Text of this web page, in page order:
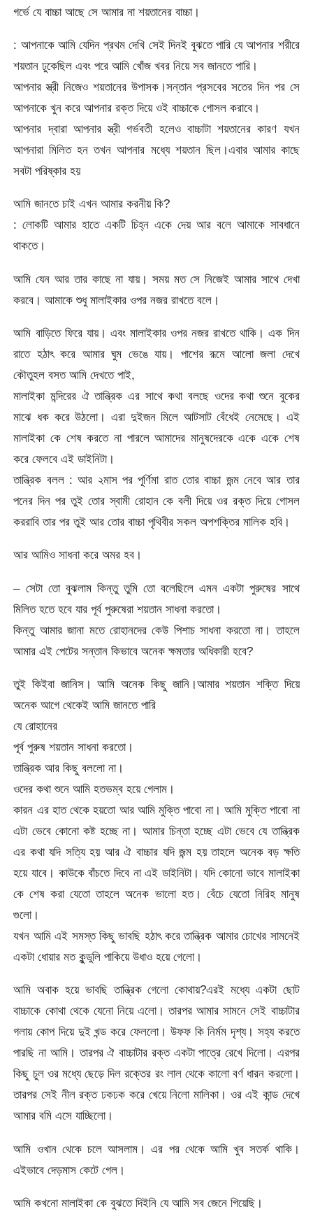
গর্ভে যে বাচ্চা আছে সে আমার না শয়তানের বাচ্চা।
: আপনাকে আমি যেদিন প্রথম দেখি সেই দিনই বুঝতে পারি যে আপনার শরীরে
শয়তান ঢুকেছিল এবং পরে আমি খোঁজ খবর নিয়ে সব জানতে পারি।
আপনার স্ত্রী নিজেও শয়তানের উপাসক।সন্তান প্রসবের সতের দিন পর সে
আপনাকে খুন করে আপনার রক্ত দিয়ে ওই বাচ্চাকে গোসল করাবে।
আপনার দ্বারা আপনার স্ত্রী গর্ভবতী হলেও বাচ্চাটা শয়তানের কারণ যখন
আপনারা মিলিত হন তখন আপনার মধ্যে শয়তান ছিল।এবার আমার কাছে
সবটা পরিষ্কার হয়
আমি জানতে চাই এখন আমার করনীয় কি?
: লোকটি আমার হাতে একটি চিহ্ন একে দেয় আর বলে আমাকে সাবধানে
থাকতে।
আমি যেন আর তার কাছে না যায়। সময় মত সে নিজেই আমার সাথে দেখা
করবে। আমাকে শুধু মালাইকার ওপর নজর রাখতে বলে।
আমি বাড়িতে ফিরে যায়। এবং মালাইকার ওপর নজর রাখতে থাকি। এক দিন
রাতে হঠাৎ করে আমার ঘুম ভেঙে যায়। পাশের রূমে আলো জলা দেখে
কৌতুহল বসত আমি দেখতে পাই,
মালাইকা মন্দিরের ঐ তান্ত্রিক এর সাথে কথা বলছে ওদের কথা শুনে বুকের
মাঝে ধক করে উঠলো। এরা দুইজন মিলে আটসাট বেঁধেই নেমেছে। এই
মালাইকা কে শেষ করতে না পারলে আমাদের মানুষদেরকে একে একে শেষ
করে ফেলবে এই ডাইনিটা।
তান্ত্রিক বলল : আর ২মাস পর পূর্ণিমা রাত তোর বাচ্চা জন্ম নেবে আর তার
পনের দিন পর তুই তোর স্বামী রোহান কে বলী দিয়ে ওর রক্ত দিয়ে গোসল
কররাবি তার পর তুই আর তোর বাচ্চা পৃথিবীর সকল অপশক্তির মালিক হবি।
আর আমিও সাধনা করে অমর হব।
– সেটা তো বুঝলাম কিন্তু তুমি তো বলেছিলে এমন একটা পুরুষের সাথে
মিলিত হতে হবে যার পূর্ব পুরুষেরা শয়তান সাধনা করতো।
কিন্তু আমার জানা মতে রোহানদের কেউ পিশাচ সাধনা করতো না। তাহলে
আমার এই পেটের সন্তান কিভাবে অনেক ক্ষমতার অধিকারী হবে?
তুই কিইবা জানিস। আমি অনেক কিছু জানি।আমার শয়তান শক্তি দিয়ে
অনেক আগে থেকেই আমি জানতে পারি
যে রোহানের
পূর্ব পুরুষ শয়তান সাধনা করতো।
তান্ত্রিক আর কিছু বললো না।
ওদের কথা শুনে আমি হতভম্ব হয়ে গেলাম।
কারন এর হাত থেকে হয়তো আর আমি মুক্তি পাবো না। আমি মুক্তি পাবো না
এটা ভেবে কোনো কষ্ট হচ্ছে না। আমার চিন্তা হচ্ছে এটা ভেবে যে তান্ত্রিক
এর কথা যদি সত্যি হয় আর ঐ বাচ্চার যদি জন্ম হয় তাহলে অনেক বড় ক্ষতি
হয়ে যাবে। কাউকে বাঁচতে দিবে না এই ডাইনিটা। যদি কোনো ভাবে মালাইকা
কে শেষ করা যেতো তাহলে অনেক ভালো হত। বেঁচে যেতো নিরিহ মানুষ
গুলো।
যখন আমি এই সমস্ত কিছু ভাবছি হঠাৎ করে তান্ত্রিক আমার চোখের সামনেই
একটা ধোয়ার মত কুন্ডুলি পাকিয়ে উধাও হয়ে গেলো।
আমি অবাক হয়ে ভাবছি তান্ত্রিক গেলো কোথায়?এরই মধ্যে একটা ছোট
বাচ্চাকে কোথা থেকে যেনো নিয়ে এলো। তারপর আমার সামনে সেই বাচ্চাটার
গলায় কোপ দিয়ে দুই খন্ড করে ফেললো। উফফ কি নির্মম দৃশ্য। সহ্য করতে
পারছি না আমি। তারপর ঐ বাচ্চাটার রক্ত একটা পাত্রে রেখে দিলো। এরপর
কিছু চুল ওর মধ্যে ছেড়ে দিল রক্তের রং লাল থেকে কালো বর্ণ ধারন করলো।
তারপর সেই নীল রক্ত ঢকঢক করে খেয়ে নিলো মালিকা। ওর এই কান্ড দেখে
আমার বমি এসে যাচ্ছিলো।
আমি ওখান থেকে চলে আসলাম। এর পর থেকে আমি খুব সতর্ক থাকি।
এইভাবে দেড়মাস কেটে গেল।
আমি কখনো মালাইকা কে বুঝতে দিইনি যে আমি সব জেনে গিয়েছি।